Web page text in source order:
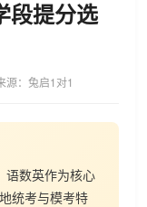
段提分选
源：兔启1对1
语数英作为核心
统考与模考特